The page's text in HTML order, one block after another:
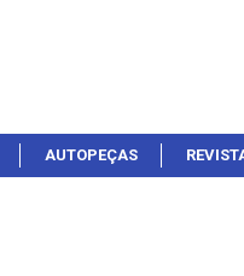
AUTOPEÇAS